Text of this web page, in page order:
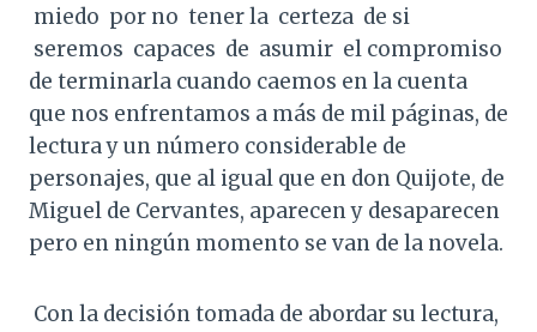
miedo por no tener la certeza de si
seremos capaces de asumir el compromiso
de terminarla cuando caemos en la cuenta
que nos enfrentamos a más de mil páginas, de
lectura y un número considerable de
personajes, que al igual que en don Quijote, de
Miguel de Cervantes, aparecen y desaparecen
pero en ningún momento se van de la novela.
Con la decisión tomada de abordar su lectura,